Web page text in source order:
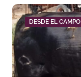
DESDE EL CAMPO